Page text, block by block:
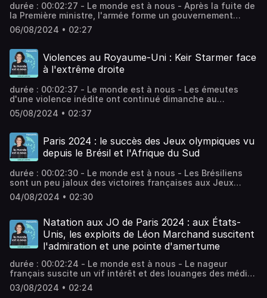
durée : 00:02:27 - Le monde est à nous - Après la fuite de
la Première ministre, l'armée forme un gouvernement
provisoire au Bangladesh. Les Nations unies appellent à
une transition pacifique. Les troubles ont déjà fait plus
les autres épisodes sans limite, rendez-vous sur Radio
France.
06/08/2024 • 02:27
Violences au Royaume-Uni : Keir Starmer face
à l'extrême droite
durée : 00:02:37 - Le monde est à nous - Les émeutes
d'une violence inédite ont continué dimanche au
Royaume-Uni, où au moins deux hôtels hébergeant des
demandeurs d'asile ont été pris pour cible. Une épreuve
mois. Vous aimez ce podcast ? Pour écouter tous les
autres épisodes sans limite, rendez-vous sur Radio
France.
05/08/2024 • 02:37
Paris 2024 : le succès des Jeux olympiques vu
depuis le Brésil et l'Afrique du Sud
durée : 00:02:30 - Le monde est à nous - Les Brésiliens
sont un peu jaloux des victoires françaises aux Jeux
olympiques de Paris 2024, alors qu'en Afrique du Sud, les
résultats des sportifs sont suivis d'assez loin. Vous aimez
limite, rendez-vous sur Radio France.
04/08/2024 • 02:30
Natation aux JO de Paris 2024 : aux États-
Unis, les exploits de Léon Marchand suscitent
l'admiration et une pointe d'amertume
durée : 00:02:24 - Le monde est à nous - Le nageur
français suscite un vif intérêt et des louanges des médias
américains, mais aussi quelques critiques contre son
entraîneur, l'Américain Bob Bowman. Vous aimez ce
03/08/2024 • 02:24